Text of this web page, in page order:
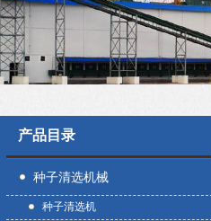
产品目录
种子清选机械
种子清选机